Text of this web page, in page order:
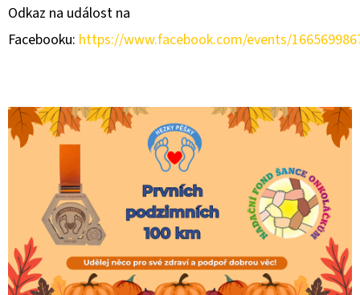
Odkaz na událost na
Facebooku: https://www.facebook.com/events/